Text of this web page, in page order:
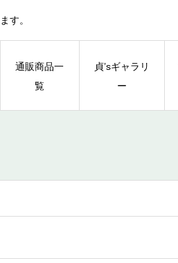
す。
通販商品一
覧
貞’sギャラリ
ー